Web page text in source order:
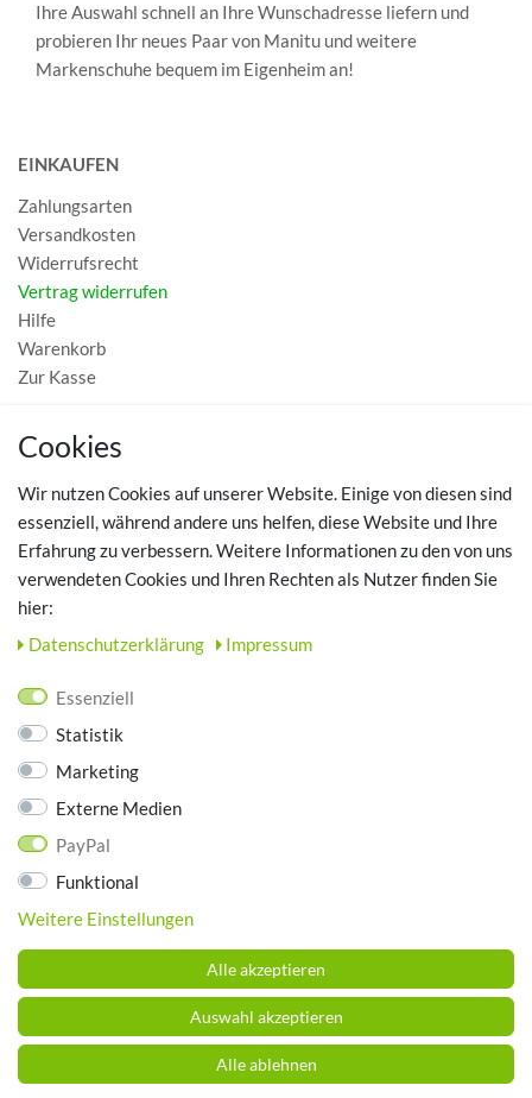
Ihre Auswahl schnell an Ihre Wunschadresse liefern und
probieren Ihr neues Paar von Manitu und weitere
Markenschuhe bequem im Eigenheim an!
EINKAUFEN
Zahlungsarten
Versandkosten
Widerrufsrecht
Vertrag widerrufen
Hilfe
Warenkorb
Zur Kasse
MEIN KONTO
Login
TOP SCHUHTHEMEN
Hausschuhe - Bequeme Schuhe für zuhause
Datenschutz
AGB
Impressum
ZAHLUNGSARTEN
© Copyright 2026 Schuhhaus Brummund. Alle Rechte vorbehalten.
Cookies
Wir nutzen Cookies auf unserer Website. Einige von diesen sind
essenziell, während andere uns helfen, diese Website und Ihre
Erfahrung zu verbessern. Weitere Informationen zu den von uns
verwendeten Cookies und Ihren Rechten als Nutzer finden Sie
hier:
Daten­schutz­erklärung
Impressum
Essenziell
Statistik
Marketing
Externe Medien
PayPal
Funktional
Weitere Einstellungen
Alle akzeptieren
Auswahl akzeptieren
Alle ablehnen